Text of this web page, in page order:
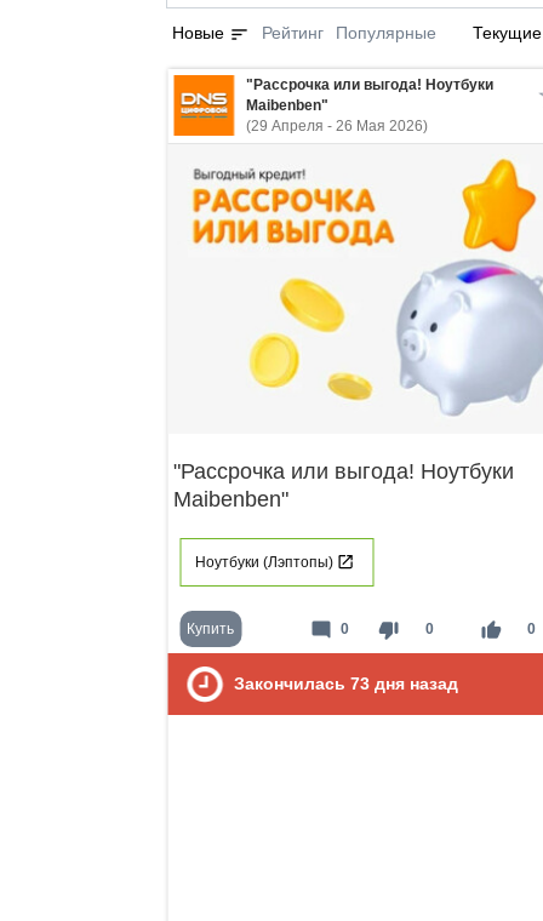
Новые sort Рейтинг Популярные Текущие
"Рассрочка или выгода! Ноутбуки
Maibenben"
(29 Апреля - 26 Мая 2026)
"Рассрочка или выгода! Ноутбуки
Maibenben"
Ноутбуки (Лэптопы)
Купить thumb_down 0 thumb_up 0
mode_comment 0
Закончилась 73 дня назад